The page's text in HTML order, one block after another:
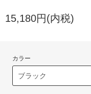
15,180円(内税)
カラー